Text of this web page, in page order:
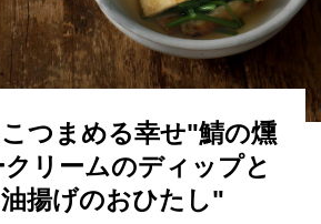
つまめる幸せ"鯖の燻
リームのディップと
揚げのおひたし"